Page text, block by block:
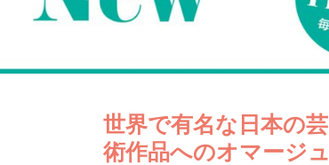
世界で有名な日本の芸
術作品へのオマージュ